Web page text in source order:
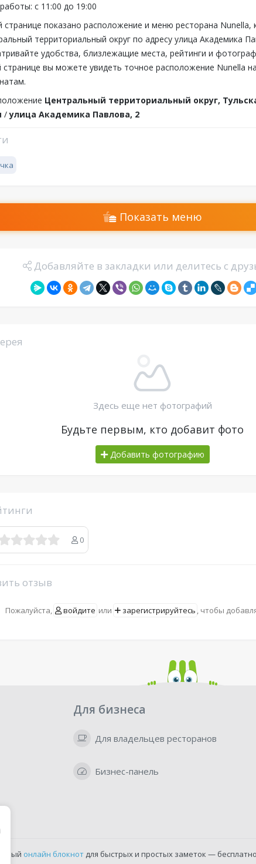
с 11:00 до 19:00
странице показано расположение и меню ресторана Nunella,
территориальный округ по адресу улица Академика
удобства, близлежащие места, рейтинги и
странице вы можете увидеть точное расположение Nunella
Центральный территориальный округ,
/улица Академика Павлова, 2
Показать меню
Добавляйте в закладки или делитесь с
Здесь еще нет фотографий
Будьте первым, кто добавит фото
Добавить фотографию
0
отзыв
Пожалуйста, войдите или зарегистрируйтесь , чтобы
Для бизнеса
Для владельцев ресторанов
Бизнес-панель
онлайн блокнотдля быстрых и простых заметок —